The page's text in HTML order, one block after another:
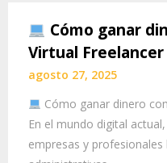
Cómo ganar
Virtual Freelancer
agosto 27, 2025
Cómo ganar dinero
En el mundo digital
empresas y